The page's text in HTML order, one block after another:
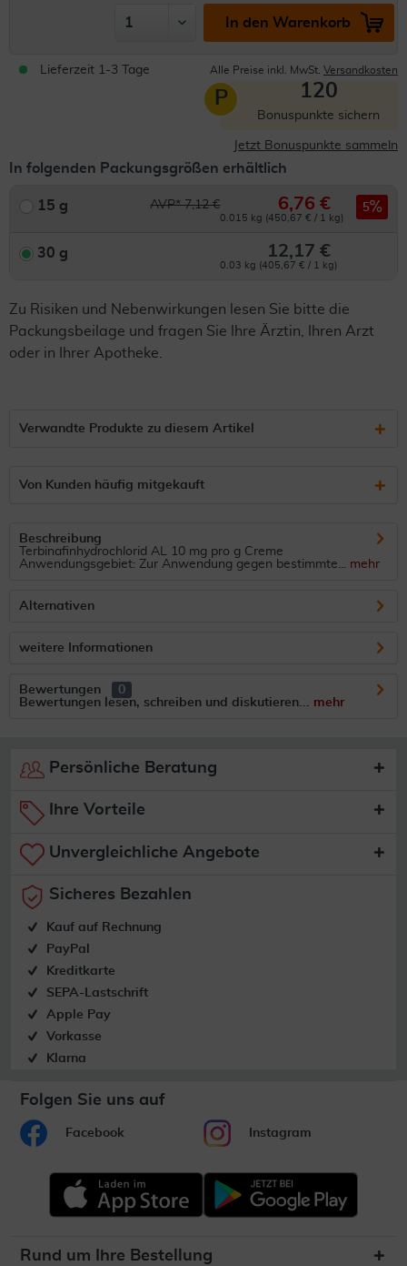
In den Warenkorb
Lieferzeit 1-3 Tage Alle Preise inkl. MwSt. Versandkosten
P 120
Bonuspunkte sichern
Jetzt Bonuspunkte sammeln
In folgenden Packungsgrößen erhältlich
15 g AVP* 7,12 € 6,76 €
0.015 kg (450,67 € / 1 kg)
5
30 g 12,17 €
0.03 kg (405,67 € / 1 kg)
Zu Risiken und Nebenwirkungen lesen Sie bitte die
Packungsbeilage und fragen Sie Ihre Ärztin, Ihren Arzt
oder in Ihrer Apotheke.
Verwandte Produkte zu diesem Artikel
Von Kunden häufig mitgekauft
Beschreibung
Terbinafinhydrochlorid AL 10 mg pro g Creme
Anwendungsgebiet: Zur Anwendung gegen bestimmte... mehr
Alternativen
weitere Informationen
Bewertungen
0
Bewertungen lesen, schreiben und diskutieren... mehr
Persönliche Beratung
Ihre Vorteile
Unvergleichliche Angebote
Sicheres Bezahlen
Kauf auf Rechnung
PayPal
Kreditkarte
SEPA-Lastschrift
Apple Pay
Vorkasse
Klarna
Folgen Sie uns auf
Facebook Instagram
Rund um Ihre Bestellung